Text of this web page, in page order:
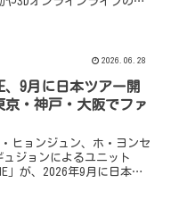
2026.06.28
、9月に日本ツアー開
京・神戸・大阪でファ
ヒョンジュン、ホ・ヨンセ
ュジョンによるユニット
」が、2026年9月に日本ツ